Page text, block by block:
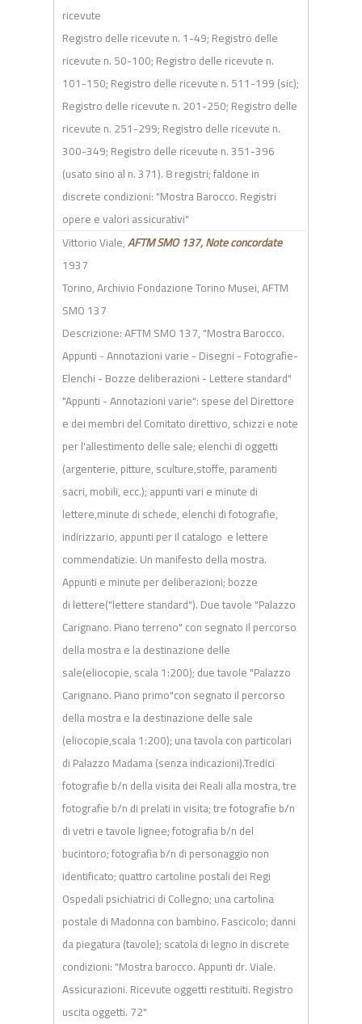
ricevute
Registro delle ricevute n. 1-49; Registro delle
ricevute n. 50-100; Registro delle ricevute n.
101-150; Registro delle ricevute n. 511-199 (sic);
Registro delle ricevute n. 201-250; Registro delle
ricevute n. 251-299; Registro delle ricevute n.
300-349; Registro delle ricevute n. 351-396
(usato sino al n. 371). 8 registri; faldone in
discrete condizioni: "Mostra Barocco. Registri
opere e valori assicurativi"
Vittorio Viale,AFTM SMO 137, Note concordate
1937
Torino, Archivio Fondazione Torino Musei, AFTM
SMO 137
Descrizione: AFTM SMO 137,"Mostra Barocco.
Appunti - Annotazioni varie - Disegni - Fotografie-
Elenchi - Bozze deliberazioni - Lettere standard"
"Appunti - Annotazioni varie": spese del Direttore
e dei membri del Comitato direttivo, schizzi e note
per l'allestimento delle sale; elenchi di oggetti
(argenterie, pitture, sculture,stoffe, paramenti
sacri, mobili, ecc.); appunti vari e minute di
lettere,minute di schede, elenchi di fotografie,
indirizzario, appunti per il catalogo e lettere
commendatizie. Un manifesto della mostra.
Appunti e minute per deliberazioni; bozze
dilettere("lettere standard"). Due tavole "Palazzo
Carignano. Piano terreno" con segnato il percorso
della mostra e la destinazione delle
sale(eliocopie, scala 1:200); due tavole "Palazzo
Carignano. Piano primo"con segnato il percorso
della mostra e la destinazione delle sale
(eliocopie,scala 1:200); una tavola con particolari
di Palazzo Madama (senza indicazioni).Tredici
fotografie b/n della visita dei Reali alla mostra, tre
fotografie b/n di prelati in visita; tre fotografie b/n
di vetri e tavole lignee; fotografia b/n del
bucintoro; fotografia b/n di personaggio non
identificato; quattro cartoline postali dei Regi
Ospedali psichiatrici di Collegno; una cartolina
postale di Madonna con bambino. Fascicolo;danni
da piegatura (tavole); scatola di legno in discrete
condizioni:"Mostra barocco. Appunti dr. Viale.
Assicurazioni. Ricevute oggetti restituiti. Registro
uscita oggetti. 72"